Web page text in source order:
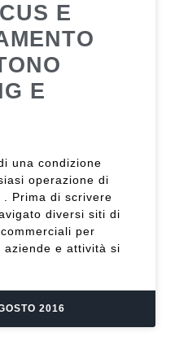
E
E
una condizione
operazione di
. Prima di scrivere
diversi siti di
per
aziende e attività si
2016